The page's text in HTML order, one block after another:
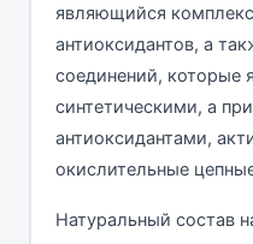
являющийся
антиоксидантов, а
соединений, которые
синтетическими, а
антиоксидантами,
окислительные
Натуральный состав